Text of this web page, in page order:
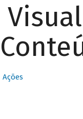
Ações